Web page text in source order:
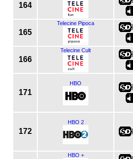
164
165
Telecine Pipoca
166
Telecine Cult
171
HBO
172
HBO 2
HBO +